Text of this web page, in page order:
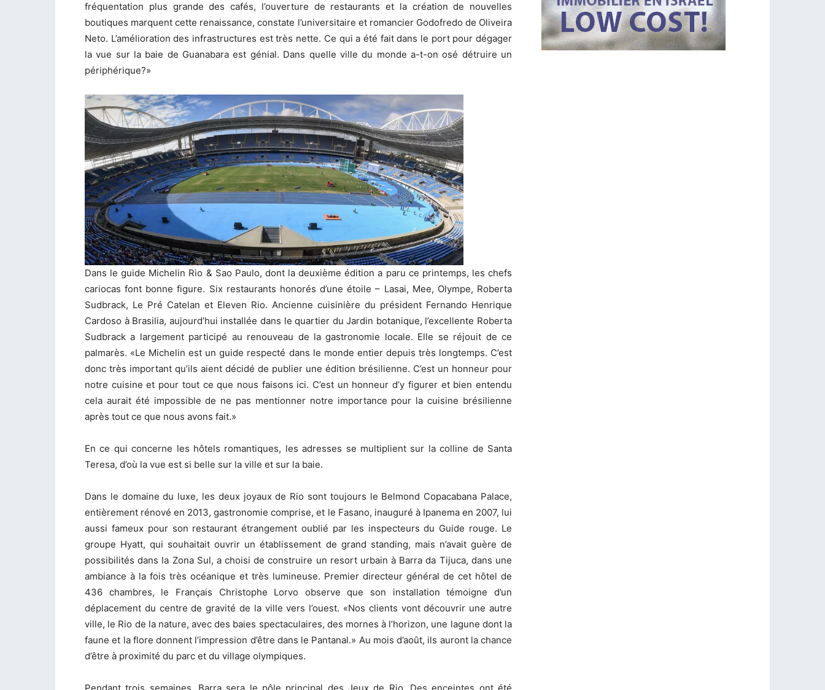
fréquentation plus grande des cafés, l’ouverture de restaurants et la création de nouvelles
boutiques marquent cette renaissance, constate l’universitaire et romancier Godofredo de Oliveira
Neto. L’amélioration des infrastructures est très nette. Ce qui a été fait dans le port pour dégager
la vue sur la baie de Guanabara est génial. Dans quelle ville du monde a-t-on osé détruire un
périphérique?»
Dans le guide Michelin Rio & Sao Paulo, dont la deuxième édition a paru ce printemps, les chefs
cariocas font bonne figure. Six restaurants honorés d’une étoile – Lasai, Mee, Olympe, Roberta
Sudbrack, Le Pré Catelan et Eleven Rio. Ancienne cuisinière du président Fernando Henrique
Cardoso à Brasilia, aujourd’hui installée dans le quartier du Jardin botanique, l’excellente Roberta
Sudbrack a largement participé au renouveau de la gastronomie locale. Elle se réjouit de ce
palmarès. «Le Michelin est un guide respecté dans le monde entier depuis très longtemps. C’est
donc très important qu’ils aient décidé de publier une édition brésilienne. C’est un honneur pour
notre cuisine et pour tout ce que nous faisons ici. C’est un honneur d’y figurer et bien entendu
cela aurait été impossible de ne pas mentionner notre importance pour la cuisine brésilienne
après tout ce que nous avons fait.»
En ce qui concerne les hôtels romantiques, les adresses se multiplient sur la colline de Santa
Teresa, d’où la vue est si belle sur la ville et sur la baie.
Dans le domaine du luxe, les deux joyaux de Rio sont toujours le Belmond Copacabana Palace,
entièrement rénové en 2013, gastronomie comprise, et le Fasano, inauguré à Ipanema en 2007, lui
aussi fameux pour son restaurant étrangement oublié par les inspecteurs du Guide rouge. Le
groupe Hyatt, qui souhaitait ouvrir un établissement de grand standing, mais n’avait guère de
possibilités dans la Zona Sul, a choisi de construire un resort urbain à Barra da Tijuca, dans une
ambiance à la fois très océanique et très lumineuse. Premier directeur général de cet hôtel de
436 chambres, le Français Christophe Lorvo observe que son installation témoigne d’un
déplacement du centre de gravité de la ville vers l’ouest. «Nos clients vont découvrir une autre
ville, le Rio de la nature, avec des baies spectaculaires, des mornes à l’horizon, une lagune dont la
faune et la flore donnent l’impression d’être dans le Pantanal.» Au mois d’août, ils auront la chance
d’être à proximité du parc et du village olympiques.